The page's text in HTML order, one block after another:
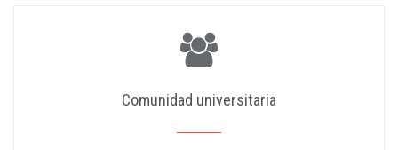
Comunidad universitaria